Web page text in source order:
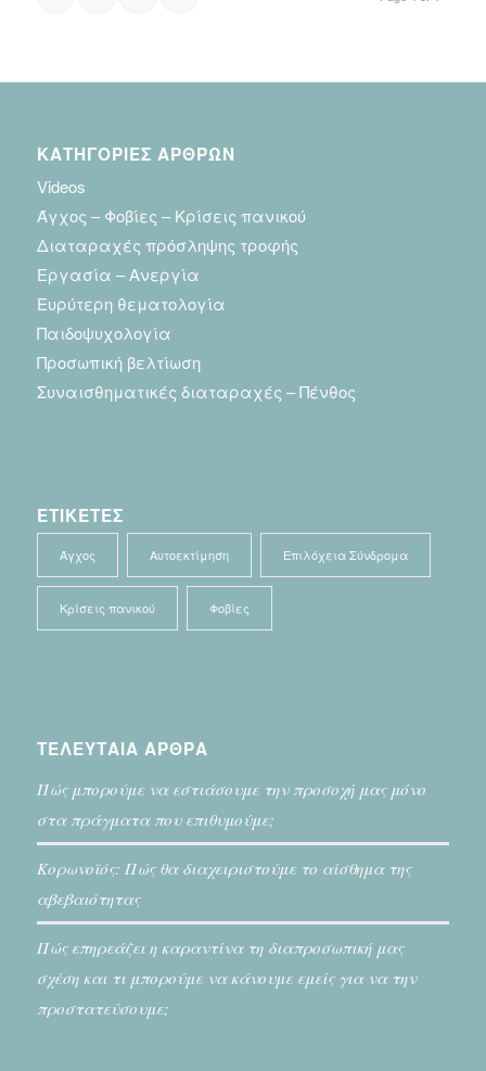
ΚΑΤΗΓΟΡΙΕΣ ΑΡΘΡΩΝ
Videos
Άγχος – Φοβίες – Κρίσεις πανικού
Διαταραχές πρόσληψης τροφής
Εργασία – Ανεργία
Ευρύτερη θεματολογία
Παιδοψυχολογία
Προσωπική βελτίωση
Συναισθηματικές διαταραχές – Πένθος
ΕΤΙΚΕΤΕΣ
Άγχος Αυτοεκτίμηση Επιλόχεια Σύνδρομα
Κρίσεις πανικού Φοβίες
ΤΕΛΕΥΤΑΙΑ ΑΡΘΡΑ
Πώς μπορούμε να εστιάσουμε την προσοχή μας μόνο
στα πράγματα που επιθυμούμε;
Κορωνοϊός: Πώς θα διαχειριστούμε το αίσθημα της
αβεβαιότητας
Πώς επηρεάζει η καραντίνα τη διαπροσωπική μας
σχέση και τι μπορούμε να κάνουμε εμείς για να την
προστατεύσουμε;